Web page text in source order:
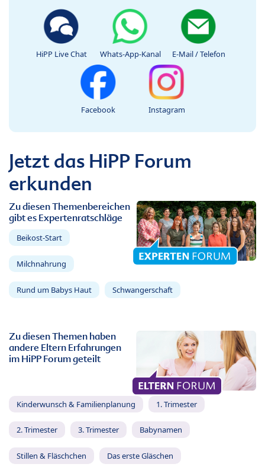
HiPP Live Chat Whats-App-Kanal E-Mail / Telefon
Facebook Instagram
Jetzt das HiPP Forum
erkunden
Zu diesen Themenbereichen
gibt es Expertenratschläge
Beikost-Start
Milchnahrung
Rund um Babys Haut Schwangerschaft
Zu diesen Themen haben
andere Eltern Erfahrungen
im HiPP Forum geteilt
Kinderwunsch & Familienplanung 1. Trimester
2. Trimester 3. Trimester Babynamen
Stillen & Fläschchen Das erste Gläschen